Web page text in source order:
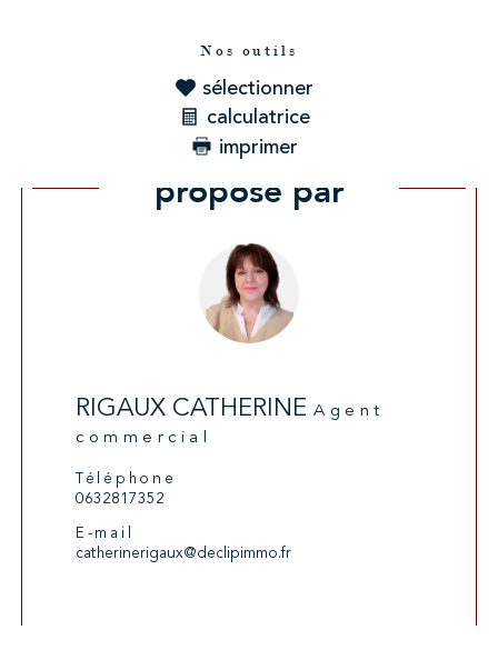
Nos outils
sélectionner
calculatrice
imprimer
Ce bien vous est
proposé par
RIGAUX CATHERINE Agent
commercial
Téléphone
0632817352
E-mail
catherinerigaux@declipimmo.fr